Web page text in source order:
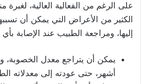
على الرغم من الفعالية العالية، لغبرة
الكثير من الأعراض التي يمكن أن
إليها، ومراجعة الطبيب عند الإصابة
أشهر، حتى عودته إلى معدلاته